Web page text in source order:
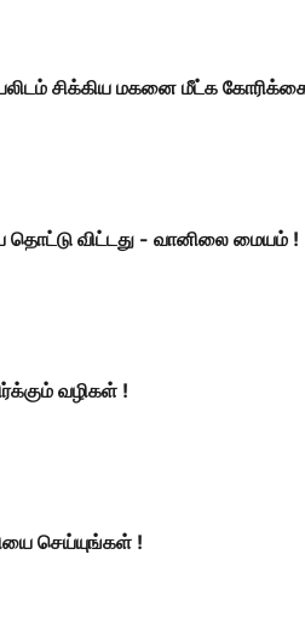
சிக்கிய மகனை மீட்க
தொட்டு விட்டது - வானிலை மையம் !
வழிகள் !
செய்யுங்கள் !